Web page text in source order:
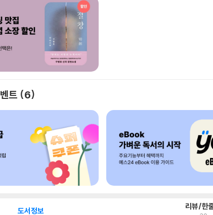
트 6
도서정보 리뷰/한